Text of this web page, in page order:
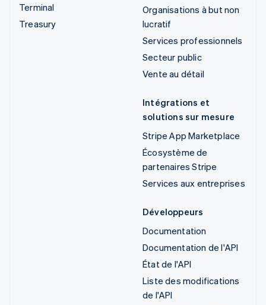
Terminal
Treasury
Organisations à but non
lucratif
Services professionnels
Secteur public
Vente au détail
Intégrations et
solutions sur mesure
Stripe App Marketplace
Écosystème de
partenaires Stripe
Services aux entreprises
Développeurs
Documentation
Documentation de l'API
État de l'API
Liste des modifications
de l'API